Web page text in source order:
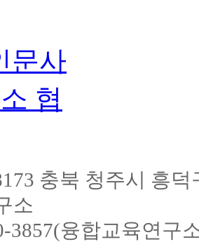
충북 청주시 흥
소
3857(융합교육연